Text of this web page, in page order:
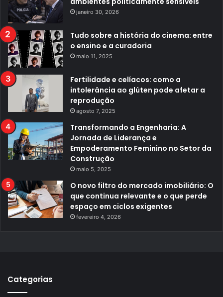
janeiro 30, 2026
Tudo sobre a história do cinema: entre
o ensino e a curadoria
maio 11, 2025
Fertilidade e celíacos: como a
intolerância ao glúten pode afetar a
reprodução
agosto 7, 2025
Transformando a Engenharia: A
Jornada de Liderança e
Empoderamento Feminino no Setor da
Construção
maio 5, 2025
O novo filtro do mercado imobiliário: O
que continua relevante e o que perde
espaço em ciclos exigentes
fevereiro 4, 2026
Categorias